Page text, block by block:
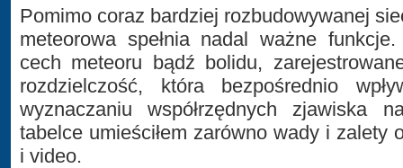
Pomimo coraz bardziej rozbudowywanej
meteorowa spełnia nadal ważne
cech meteoru bądź bolidu,
rozdzielczość, która bezpośrednio
wyznaczaniu współrzędnych zjawiska
tabelce umieściłem zarówno wady i zalety
i video.